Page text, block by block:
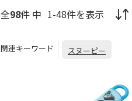
全98件 中 1-48件を表示
関連キーワード スヌーピー